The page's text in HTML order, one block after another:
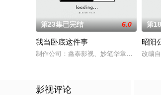
第23集已完结 6.0
我当卧底这件事
制作公司：鑫泰影视、妙笔华章题材：警
第
昭阳
改编
影视评论